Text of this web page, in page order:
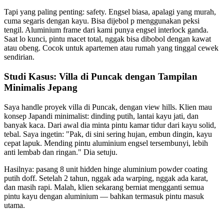
Tapi yang paling penting: safety. Engsel biasa, apalagi yang murah,
cuma segaris dengan kayu. Bisa dijebol p menggunakan peksi
tengil. Aluminium frame dari kami punya engsel interlock ganda.
Saat lo kunci, pintu macet total, nggak bisa dibobol dengan kawat
atau obeng. Cocok untuk apartemen atau rumah yang tinggal cewek
sendirian.
Studi Kasus: Villa di Puncak dengan Tampilan
Minimalis Jepang
Saya handle proyek villa di Puncak, dengan view hills. Klien mau
konsep Japandi minimalist: dinding putih, lantai kayu jati, dan
banyak kaca. Dari awal dia minta pintu kamar tidur dari kayu solid,
tebal. Saya ingetin: "Pak, di sini sering hujan, embun dingin, kayu
cepat lapuk. Mending pintu aluminium engsel tersembunyi, lebih
anti lembab dan ringan." Dia setuju.
Hasilnya: pasang 8 unit hidden hinge aluminium powder coating
putih doff. Setelah 2 tahun, nggak ada warping, nggak ada karat,
dan masih rapi. Malah, klien sekarang berniat mengganti semua
pintu kayu dengan aluminium — bahkan termasuk pintu masuk
utama.